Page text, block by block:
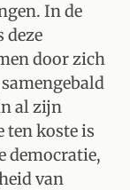
In de
deze
door zich
al zijn
ten koste is
democratie,
van